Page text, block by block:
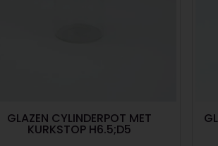
GLAZEN CYLINDERPOT MET
KURKSTOP H6.5;D5